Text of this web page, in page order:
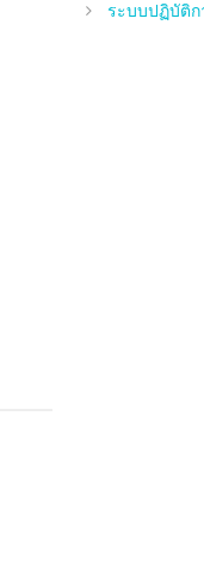
ระบบปฏิบัติก